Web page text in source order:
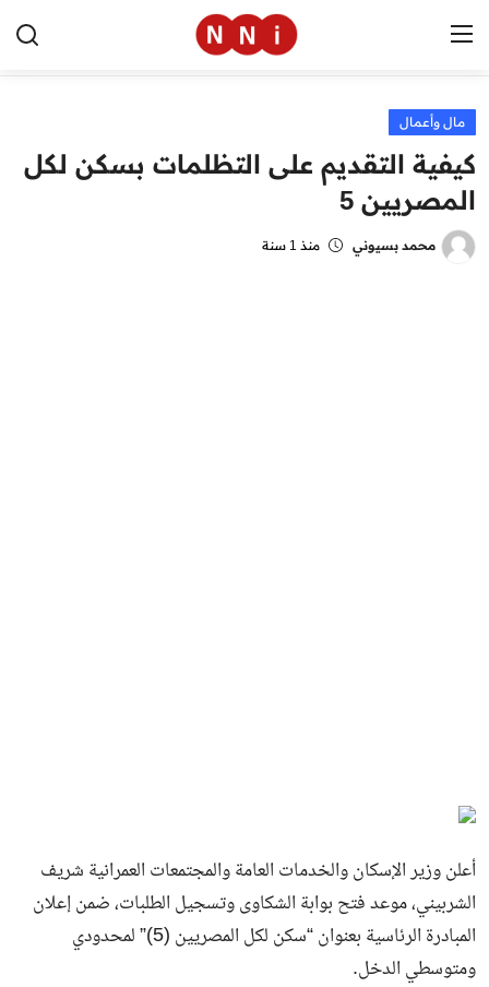
الرئيسية
اخبار مصر
العالم
مال وأعمال
كيفية التقديم على التظلمات بسكن لكل
المصريين 5
محمد بسيوني منذ 1 سنة
أعلن وزير الإسكان والخدمات العامة والمجتمعات العمرانية شريف
الشربيني، موعد فتح بوابة الشكاوى وتسجيل الطلبات، ضمن إعلان
المبادرة الرئاسية بعنوان “سكن لكل المصريين (5)” لمحدودي
ومتوسطي الدخل.